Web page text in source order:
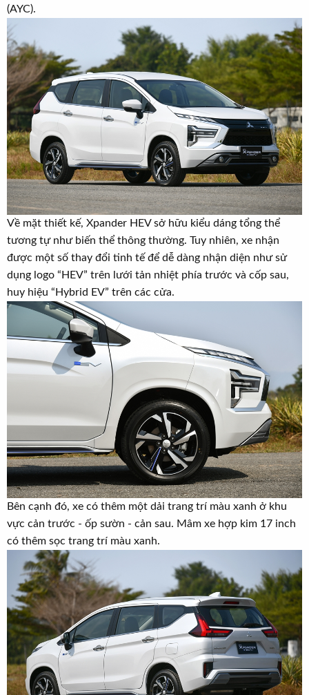
(AYC).
Về mặt thiết kế, Xpander HEV sở hữu kiểu dáng tổng thể
tương tự như biến thể thông thường. Tuy nhiên, xe nhận
được một số thay đổi tinh tế để dễ dàng nhận diện như sử
dụng logo “HEV” trên lưới tản nhiệt phía trước và cốp sau,
huy hiệu “Hybrid EV” trên các cửa.
Bên cạnh đó, xe có thêm một dải trang trí màu xanh ở khu
vực cản trước - ốp sườn - cản sau. Mâm xe hợp kim 17 inch
có thêm sọc trang trí màu xanh.